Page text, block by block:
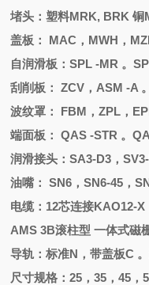
堵头 ：塑料MRK, BRK 铜
盖板：
MAC，MWH，
自润滑板：SPL -MR 。
刮削板：
ZCV，ASM -A
波纹罩：
FBM，ZPL，
端面板：
QAS -STR 。
润滑接头：SA3-D3，
油嘴：
SN6，SN6-45，
电缆： 12芯连接KAO12-X
AMS 3B滚柱型 一体式磁
导轨：标准N，带盖板C
尺寸规格：25，35，45，